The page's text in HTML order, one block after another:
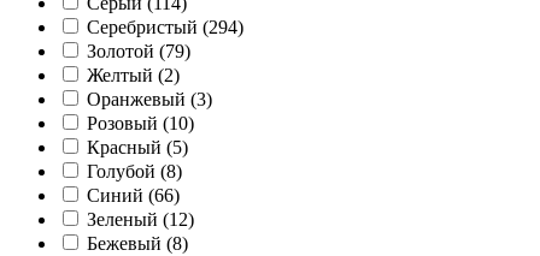
Серебристый (294)
Золотой (79)
Желтый (2)
Оранжевый (3)
Розовый (10)
Красный (5)
Голубой (8)
Синий (66)
Зеленый (12)
Бежевый (8)